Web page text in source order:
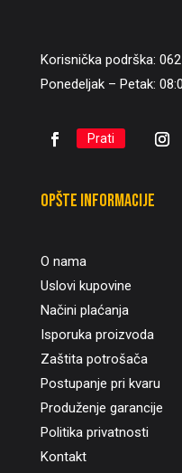
Korisnička podrška:
Ponedeljak – Petak:
Prati
Opšte informacije
O nama
Uslovi kupovine
Načini plaćanja
Isporuka proizvoda
Zaštita potrošača
Postupanje pri kvaru
Produženje garancije
Politika privatnosti
Kontakt